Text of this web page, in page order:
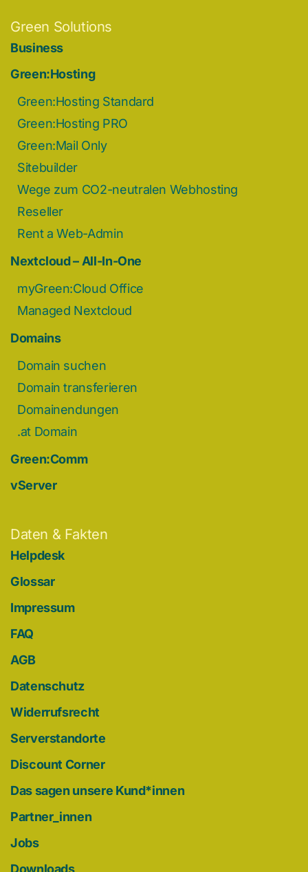
Green Solutions
Business
Green:Hosting
Green:Hosting Standard
Green:Hosting PRO
Green:Mail Only
Sitebuilder
Wege zum CO2-neutralen Webhosting
Reseller
Rent a Web-Admin
Nextcloud – All-In-One
myGreen:Cloud Office
Managed Nextcloud
Domains
Domain suchen
Domain transferieren
Domainendungen
.at Domain
Green:Comm
vServer
Daten & Fakten
Helpdesk
Glossar
Impressum
FAQ
AGB
Datenschutz
Widerrufsrecht
Serverstandorte
Discount Corner
Das sagen unsere Kund*innen
Partner_innen
Jobs